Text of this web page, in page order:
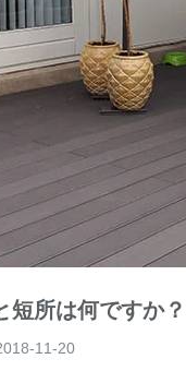
短所は何ですか？
11-20